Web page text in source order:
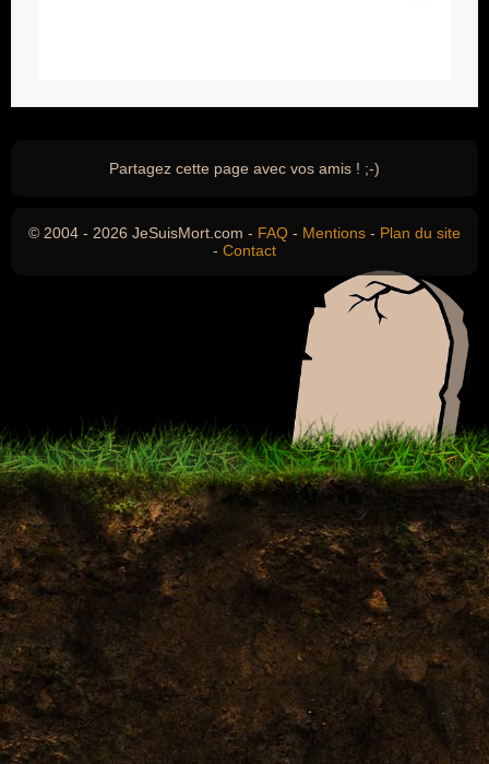
Partagez cette page avec vos amis ! ;-)
© 2004 - 2026 JeSuisMort.com - FAQ - Mentions - Plan du site
- Contact